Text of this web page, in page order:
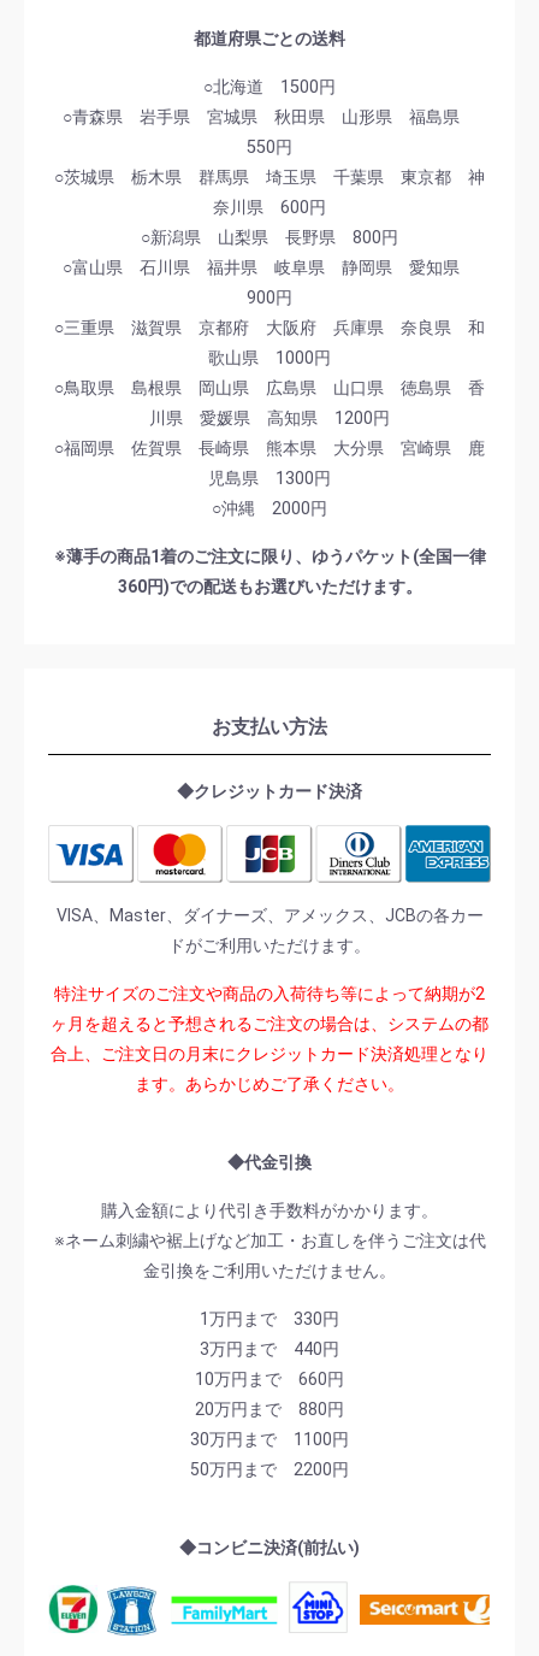
都道府県ごとの送料
○北海道 1500円
○青森県 岩手県 宮城県 秋田県 山形県 福島県
550円
○茨城県 栃木県 群馬県 埼玉県 千葉県 東京都 神
奈川県 600円
○新潟県 山梨県 長野県 800円
○富山県 石川県 福井県 岐阜県 静岡県 愛知県
900円
○三重県 滋賀県 京都府 大阪府 兵庫県 奈良県 和
歌山県 1000円
○鳥取県 島根県 岡山県 広島県 山口県 徳島県 香
川県 愛媛県 高知県 1200円
○福岡県 佐賀県 長崎県 熊本県 大分県 宮崎県 鹿
児島県 1300円
○沖縄 2000円
※薄手の商品1着のご注文に限り、ゆうパケット(全国一律
360円)での配送もお選びいただけます。
お支払い方法
◆クレジットカード決済
VISA、Master、ダイナーズ、アメックス、JCBの各カー
ドがご利用いただけます。
特注サイズのご注文や商品の入荷待ち等によって納期が2
ヶ月を超えると予想されるご注文の場合は、システムの都
合上、ご注文日の月末にクレジットカード決済処理となり
ます。あらかじめご了承ください。
◆代金引換
購入金額により代引き手数料がかかります。
※ネーム刺繍や裾上げなど加工・お直しを伴うご注文は代
金引換をご利用いただけません。
1万円まで 330円
3万円まで 440円
10万円まで 660円
20万円まで 880円
30万円まで 1100円
50万円まで 2200円
◆コンビニ決済(前払い)